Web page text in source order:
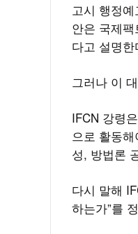
고시 행정
안은 국제
다고 설명한
그러나 이
IFCN 강령
으로 활동
성, 방법론
다시 말해
하는가”를